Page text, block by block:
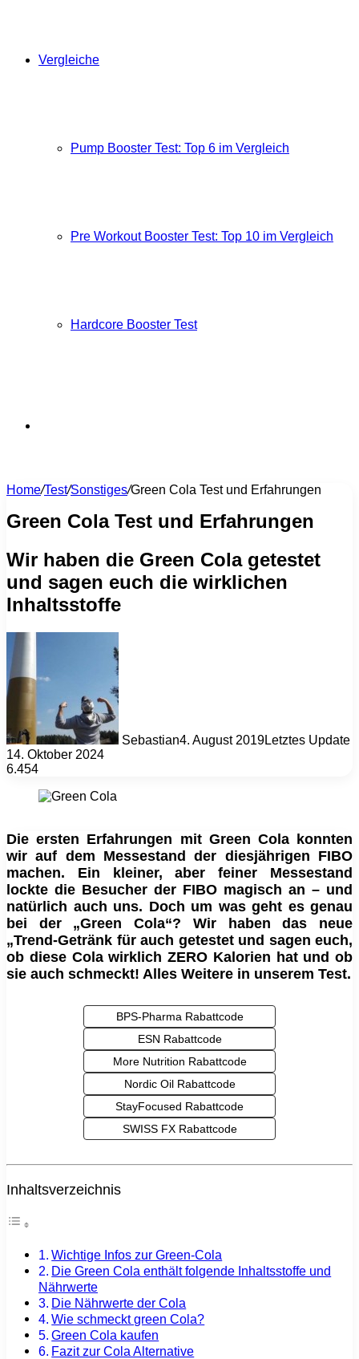
Vergleiche
Pump Booster Test: Top 6 im Vergleich
Pre Workout Booster Test: Top 10 im Vergleich
Hardcore Booster Test
Home/Test/Sonstiges/Green Cola Test und Erfahrungen
Green Cola Test und Erfahrungen
Wir haben die Green Cola getestet
und sagen euch die wirklichen
Inhaltsstoffe
Sebastian4. August 2019Letztes Update
14. Oktober 2024
6.454
Die ersten Erfahrungen mit Green Cola konnten
wir auf dem Messestand der diesjährigen FIBO
machen. Ein kleiner, aber feiner Messestand
lockte die Besucher der FIBO magisch an – und
natürlich auch uns. Doch um was geht es genau
bei der „Green Cola“? Wir haben das neue
„Trend-Getränk für auch getestet und sagen euch,
ob diese Cola wirklich ZERO Kalorien hat und ob
sie auch schmeckt! Alles Weitere in unserem Test.
BPS-Pharma Rabattcode
ESN Rabattcode
More Nutrition Rabattcode
Nordic Oil Rabattcode
StayFocused Rabattcode
SWISS FX Rabattcode
Inhaltsverzeichnis
Wichtige Infos zur Green-Cola
Die Green Cola enthält folgende Inhaltsstoffe und
Nährwerte
Die Nährwerte der Cola
Wie schmeckt green Cola?
Green Cola kaufen
Fazit zur Cola Alternative